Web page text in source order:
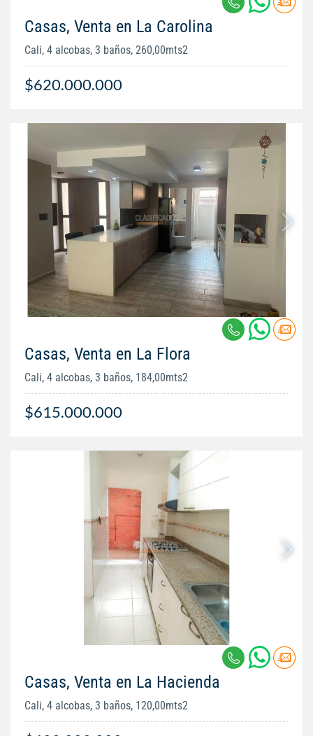
Casas, Venta en La Carolina
Cali, 4 alcobas, 3 baños, 260,00mts2
$620.000.000
Casas, Venta en La Flora
Cali, 4 alcobas, 3 baños, 184,00mts2
$615.000.000
Casas, Venta en La Hacienda
Cali, 4 alcobas, 3 baños, 120,00mts2